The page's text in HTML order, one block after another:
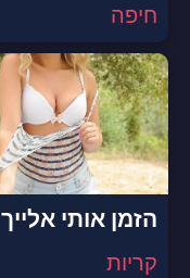
חיפה
הזמן אותי אלייך
קריות